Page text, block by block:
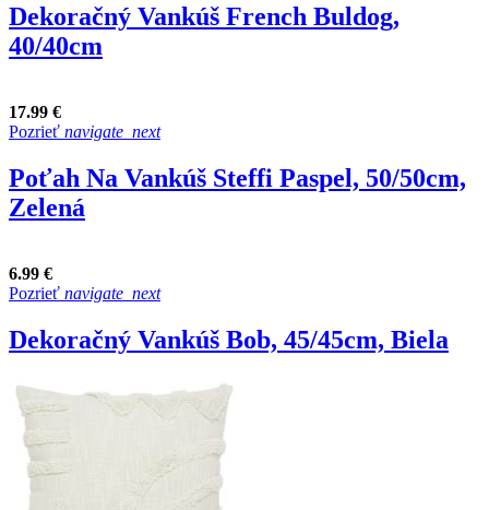
Dekoračný Vankúš French Buldog,
40/40cm
17.99 €
Pozrieť navigate_next
Poťah Na Vankúš Steffi Paspel, 50/50cm,
Zelená
6.99 €
Pozrieť navigate_next
Dekoračný Vankúš Bob, 45/45cm, Biela